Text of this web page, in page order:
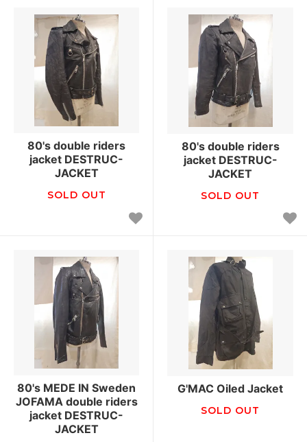
80's double riders
jacket DESTRUC-
JACKET
SOLD OUT
80's double riders
jacket DESTRUC-
JACKET
SOLD OUT
80's MEDE IN Sweden
JOFAMA double riders
jacket DESTRUC-
JACKET
G'MAC Oiled Jacket
SOLD OUT